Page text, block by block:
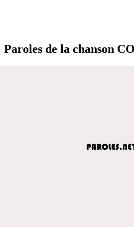
Paroles de la chanson